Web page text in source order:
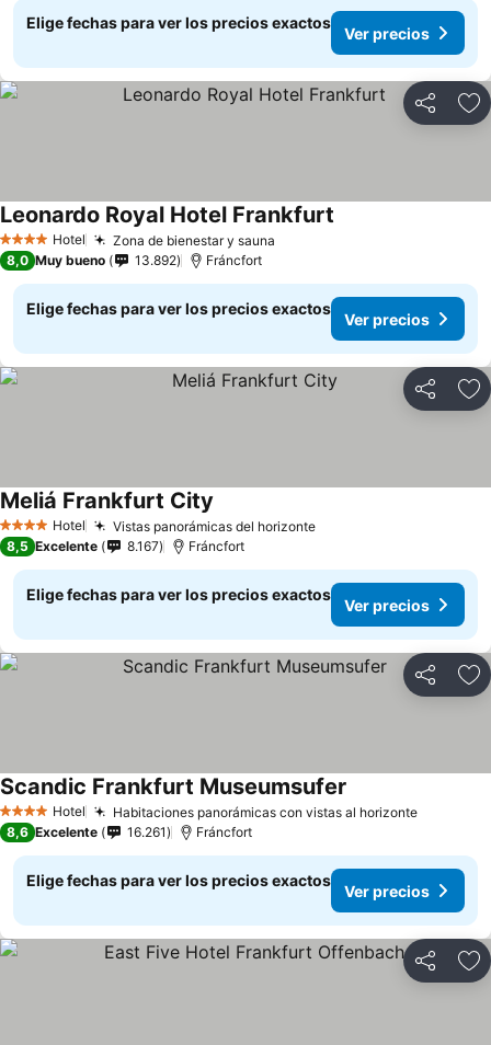
Elige fechas para ver los precios exactos
Ver precios
Compartir
4 EstrellasHotel Zona de bienestar y sauna
Leonardo Royal Hotel Frankfurt
8,0 Muy bueno 13.892 Fráncfort
Elige fechas para ver los precios exactos
Ver precios
Compartir
4 EstrellasHotel Vistas panorámicas del horizonte
Meliá Frankfurt City
8,5 Excelente 8.167 Fráncfort
Elige fechas para ver los precios exactos
Ver precios
Compartir
4 EstrellasHotel Habitaciones panorámicas con vistas al horizonte
Scandic Frankfurt Museumsufer
8,6 Excelente 16.261 Fráncfort
Elige fechas para ver los precios exactos
Ver precios
Compartir